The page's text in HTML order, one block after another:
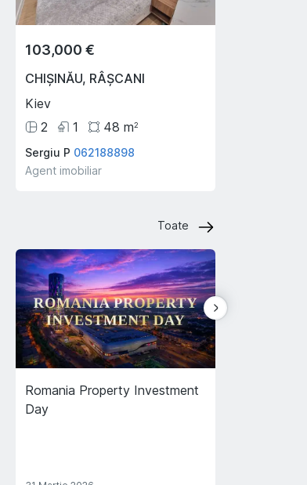
103,000 €
CHIȘINĂU, RÂȘCANI
Kiev
2
1 48 m2
Sergiu P 062188898
Agent imobiliar
Toate
Romania Property Investment
Day